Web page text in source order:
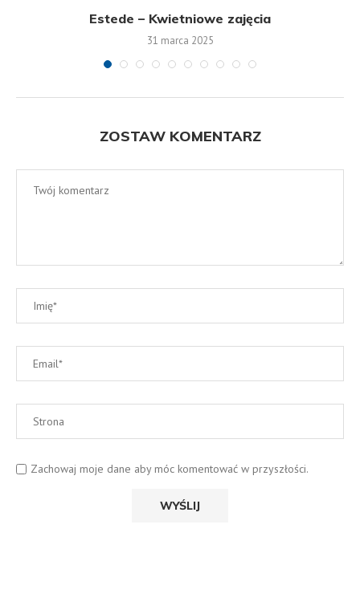
Estede – Kwietniowe zajęcia
31 marca 2025
ZOSTAW KOMENTARZ
Zachowaj moje dane aby móc komentować w przyszłości.